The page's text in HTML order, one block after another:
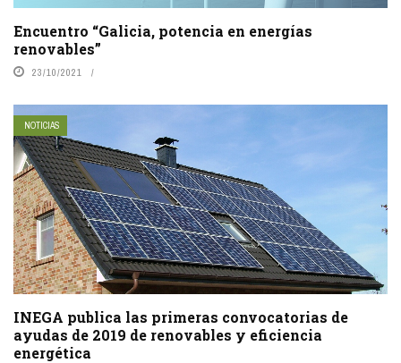
Encuentro “Galicia, potencia en energías
renovables”
23/10/2021
NOTICIAS
INEGA publica las primeras convocatorias de
ayudas de 2019 de renovables y eficiencia
energética